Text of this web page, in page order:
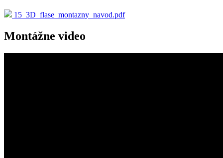
15_3D_flase_montazny_navod.pdf
Montážne video